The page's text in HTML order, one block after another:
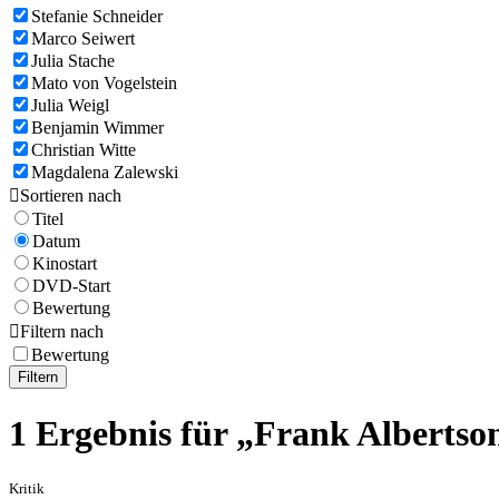
Stefanie Schneider
Marco Seiwert
Julia Stache
Mato von Vogelstein
Julia Weigl
Benjamin Wimmer
Christian Witte
Magdalena Zalewski
Sortieren nach
Titel
Datum
Kinostart
DVD-Start
Bewertung
Filtern nach
Bewertung
Filtern
1 Ergebnis für „Frank
Kritik